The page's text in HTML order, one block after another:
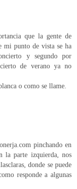
que la gente de
mi punto de vista se ha
y segundo por
de verano ya no
o como se llame.
pinchando en
la parte izquierda, nos
donde se puede
responde a algunas